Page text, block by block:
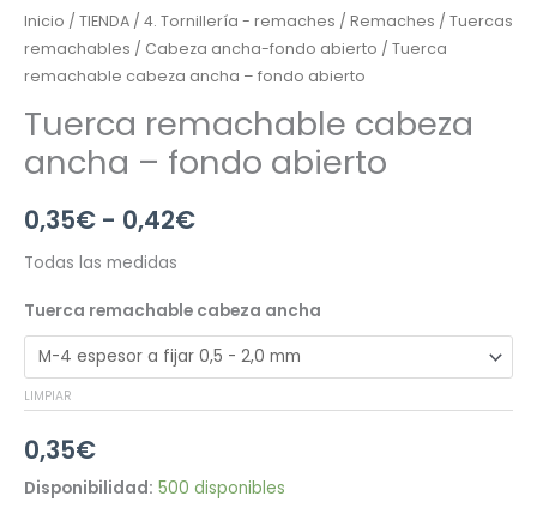
Inicio / TIENDA / 4. Tornillería - remaches / Remaches / Tuercas
remachables / Cabeza ancha-fondo abierto / Tuerca
remachable cabeza ancha – fondo abierto
Tuerca remachable cabeza
ancha – fondo abierto
0,35€ - 0,42€
Todas las medidas
Tuerca remachable cabeza ancha
LIMPIAR
0,35€
Disponibilidad: 500 disponibles